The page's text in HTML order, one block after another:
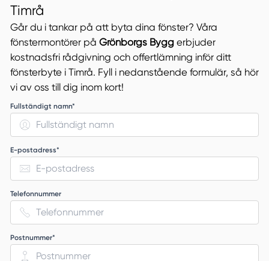
Timrå
Går du i tankar på att byta dina fönster? Våra
fönstermontörer på Grönborgs Byggerbjuder
kostnadsfri rådgivning och offertlämning inför ditt
fönsterbyte i Timrå. Fyll i nedanstående formulär, så hör
vi av oss till dig inom kort!
Fullständigt namn*
E-postadress*
Telefonnummer
Postnummer*